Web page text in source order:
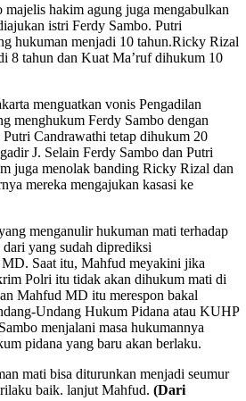
hakim agung juga mengabulkan
istri Ferdy Sambo. Putri
hukuman menjadi 10 tahun.Ricky Rizal
8 tahun dan Kuat Ma’ruf dihukum 10
menguatkan vonis Pengadilan
menghukum Ferdy Sambo dengan
Putri Candrawathi tetap dihukum 20
J. Selain Ferdy Sambo dan Putri
juga menolak banding Ricky Rizal dan
mereka mengajukan kasasi ke
menganulir hukuman mati terhadap
yang sudah diprediksi
Saat itu, Mahfud meyakini jika
Polri itu tidak akan dihukum mati di
Mahfud MD itu merespon bakal
Undang Hukum Pidana atau KUHP
menjalani masa hukumannya
pidana yang baru akan berlaku.
mati bisa diturunkan menjadi seumur
baik. lanjut Mahfud. (Dari